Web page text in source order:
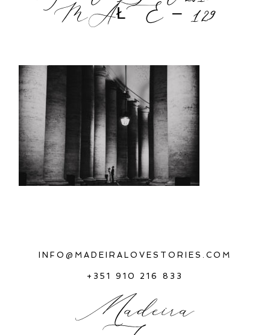
MAŁE – 129
INFO@MADEIRALOVESTORIES.COM
+351 910 216 833